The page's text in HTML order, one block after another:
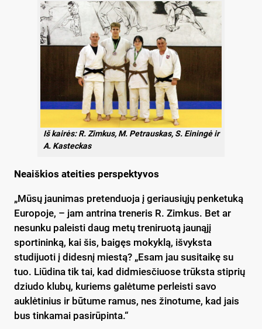
Iš kairės: R. Zimkus, M. Petrauskas, S. Einingė ir
A. Kasteckas
Neaiškios ateities perspektyvos
„Mūsų jaunimas pretenduoja į geriausiųjų penketuką
Europoje, – jam antrina treneris R. Zimkus. Bet ar
nesunku paleisti daug metų treniruotą jaunąjį
sportininką, kai šis, baigęs mokyklą, išvyksta
studijuoti į didesnį miestą? „Esam jau susitaikę su
tuo. Liūdina tik tai, kad didmiesčiuose trūksta stiprių
dziudo klubų, kuriems galėtume perleisti savo
auklėtinius ir būtume ramus, nes žinotume, kad jais
bus tinkamai pasirūpinta.“